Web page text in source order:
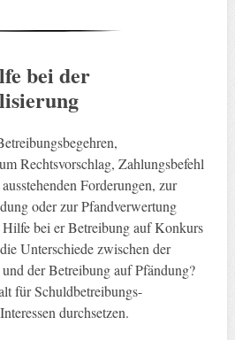
bei der
Rechtsvorschlag, Zahlungsbefehl
Forderungen, zur
oder zur Pfandverwertung
bei er Betreibung auf Konkurs
Unterschiede zwischen der
der Betreibung auf Pfändung?
für Schuldbetreibungs-
durchsetzen.